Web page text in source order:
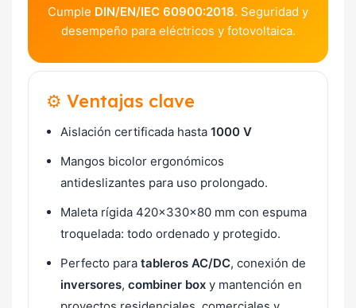
Cumple DIN/EN/IEC 60900:2018. Seguridad y
desempeño para eléctricos y fotovoltaica.
⚙️ Ventajas clave
Aislación certificada hasta 1000 V
Mangos bicolor ergonómicos
antideslizantes para uso prolongado.
Maleta rígida 420×330×80 mm con espuma
troquelada: todo ordenado y protegido.
Perfecto para tableros AC/DC, conexión de
inversores, combiner box y mantención en